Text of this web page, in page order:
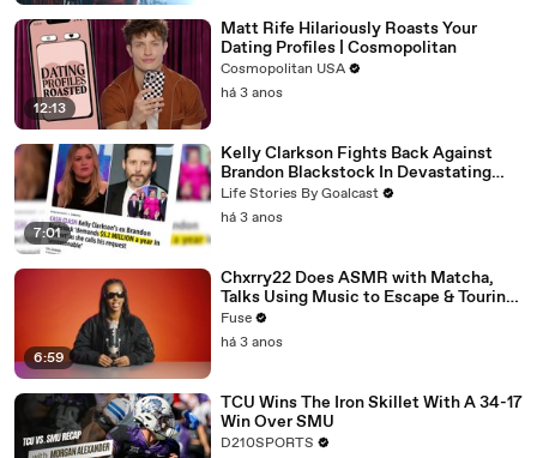
12:13
Matt Rife Hilariously Roasts Your
Dating Profiles | Cosmopolitan
Cosmopolitan USA
há 3 anos
7:01
Kelly Clarkson Fights Back Against
Brandon Blackstock In Devastating
Divorce Battle
Life Stories By Goalcast
há 3 anos
6:59
Chxrry22 Does ASMR with Matcha,
Talks Using Music to Escape & Touring
with The Weeknd
Fuse
há 3 anos
TCU Wins The Iron Skillet With A 34-17
Win Over SMU
D210SPORTS